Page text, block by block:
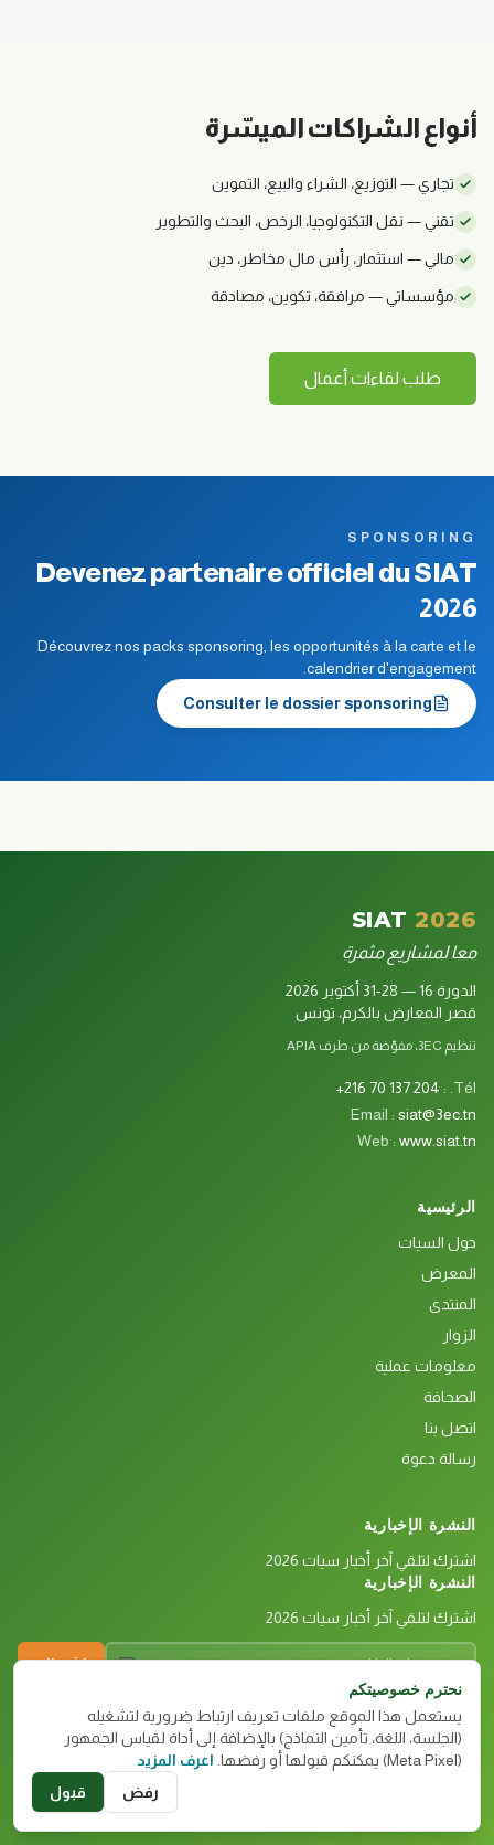
أنواع الشراكات الميسّرة
تجاري — التوزيع، الشراء والبيع، التموين
تقني — نقل التكنولوجيا، الرخص، البحث والتطوير
مالي — استثمار، رأس مال مخاطر، دين
مؤسساتي — مرافقة، تكوين، مصادقة
طلب لقاءات أعمال
SPONSORING
Devenez partenaire officiel du SIAT
2026
Découvrez nos packs sponsoring, les opportunités à la carte et le
calendrier d'engagement.
Consulter le dossier sponsoring
SIAT 2026
معا لمشاريع مثمرة
الدورة 16 — 28-31 أكتوبر 2026
قصر المعارض بالكرم، تونس
تنظيم 3EC، مفوّضة من طرف APIA
Tél. :
+216 70 137 204
Email : siat@3ec.tn
Web : www.siat.tn
الرئيسية
حول السيات
المعرض
المنتدى
الزوار
معلومات عملية
الصحافة
اتصل بنا
رسالة دعوة
النشرة الإخبارية
اشترك لتلقي آخر أخبار سيات 2026
النشرة الإخبارية
اشترك لتلقي آخر أخبار سيات 2026
اشتراك
© 2026 APIA — جميع الحقوق محفوظة
نحترم خصوصيتكم
يستعمل هذا الموقع ملفات تعريف ارتباط ضرورية لتشغيله
(الجلسة، اللغة، تأمين النماذج) بالإضافة إلى أداة لقياس الجمهور
(Meta Pixel) يمكنكم قبولها أو رفضها.
اعرف المزيد
رفض
قبول